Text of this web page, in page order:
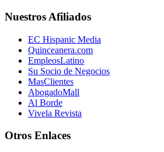
Nuestros Afiliados
EC Hispanic Media
Quinceanera.com
EmpleosLatino
Su Socio de Negocios
MasClientes
AbogadoMall
Al Borde
Vivela Revista
Otros Enlaces